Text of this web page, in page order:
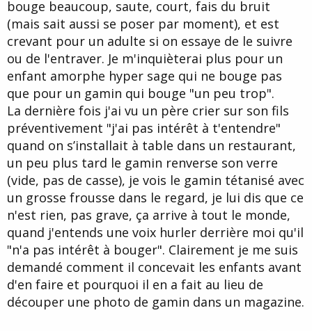
bouge beaucoup, saute, court, fais du bruit
(mais sait aussi se poser par moment), et est
crevant pour un adulte si on essaye de le suivre
ou de l'entraver. Je m'inquièterai plus pour un
enfant amorphe hyper sage qui ne bouge pas
que pour un gamin qui bouge "un peu trop".
La dernière fois j'ai vu un père crier sur son fils
préventivement "j'ai pas intérêt à t'entendre"
quand on s’installait à table dans un restaurant,
un peu plus tard le gamin renverse son verre
(vide, pas de casse), je vois le gamin tétanisé avec
un grosse frousse dans le regard, je lui dis que ce
n'est rien, pas grave, ça arrive à tout le monde,
quand j'entends une voix hurler derrière moi qu'il
"n'a pas intérêt à bouger". Clairement je me suis
demandé comment il concevait les enfants avant
d'en faire et pourquoi il en a fait au lieu de
découper une photo de gamin dans un magazine.